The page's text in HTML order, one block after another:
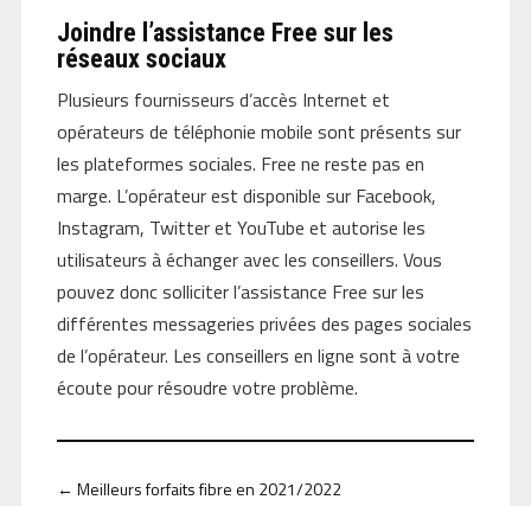
Joindre l’assistance Free sur les
réseaux sociaux
Plusieurs fournisseurs d’accès Internet et
opérateurs de téléphonie mobile sont présents sur
les plateformes sociales. Free ne reste pas en
marge. L’opérateur est disponible sur Facebook,
Instagram, Twitter et YouTube et autorise les
utilisateurs à échanger avec les conseillers. Vous
pouvez donc solliciter l’assistance Free sur les
différentes messageries privées des pages sociales
de l’opérateur. Les conseillers en ligne sont à votre
écoute pour résoudre votre problème.
← Meilleurs forfaits fibre en 2021/2022